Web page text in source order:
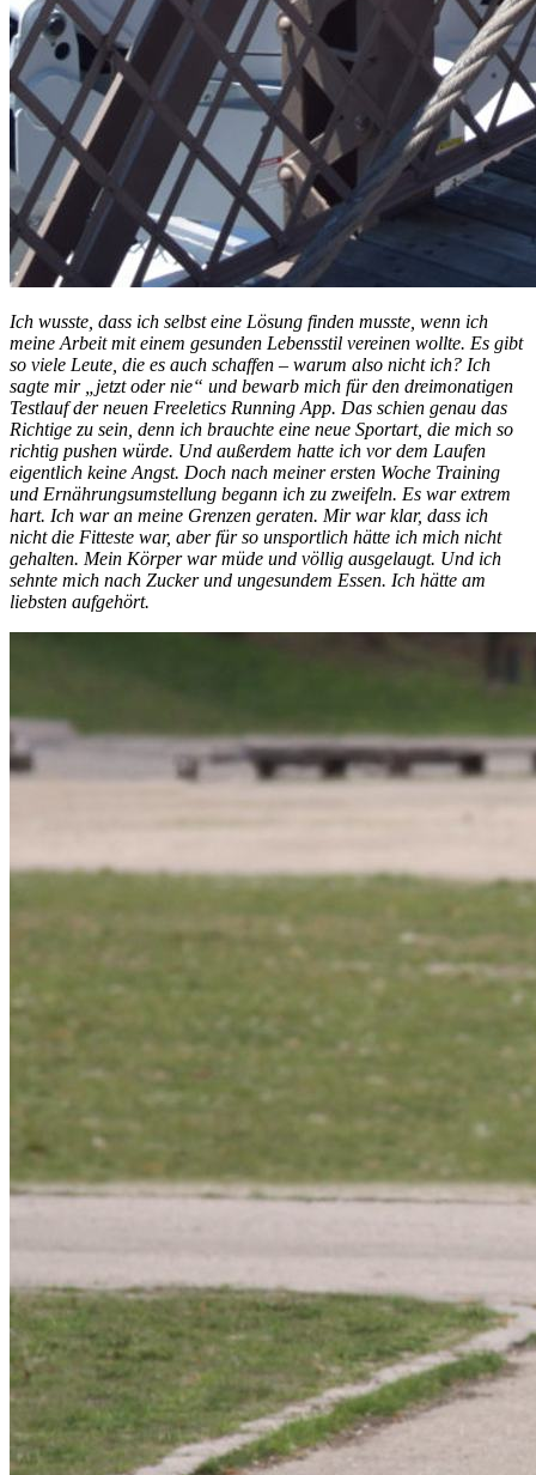
Ich wusste, dass ich selbst eine Lösung finden musste, wenn ich
meine Arbeit mit einem gesunden Lebensstil vereinen wollte. Es gibt
so viele Leute, die es auch schaffen – warum also nicht ich? Ich
sagte mir „jetzt oder nie“ und bewarb mich für den dreimonatigen
Testlauf der neuen Freeletics Running App. Das schien genau das
Richtige zu sein, denn ich brauchte eine neue Sportart, die mich so
richtig pushen würde. Und außerdem hatte ich vor dem Laufen
eigentlich keine Angst. Doch nach meiner ersten Woche Training
und Ernährungsumstellung begann ich zu zweifeln. Es war extrem
hart. Ich war an meine Grenzen geraten. Mir war klar, dass ich
nicht die Fitteste war, aber für so unsportlich hätte ich mich nicht
gehalten. Mein Körper war müde und völlig ausgelaugt. Und ich
sehnte mich nach Zucker und ungesundem Essen. Ich hätte am
liebsten aufgehört.